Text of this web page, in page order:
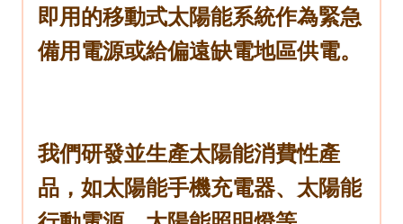
即用的移動式太陽能系統作為緊急
備用電源或給偏遠缺電地區供電。
我們研發並生產太陽能消費性產
品，如太陽能手機充電器、太陽能